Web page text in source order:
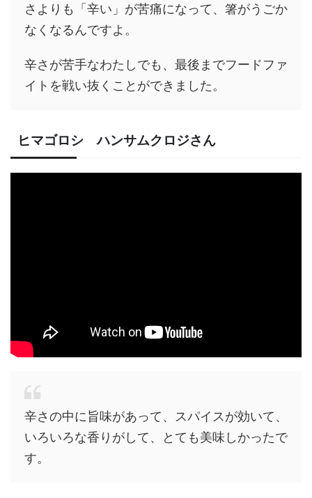
さよりも「辛い」が苦痛になって、箸がうごか
なくなるんですよ。
辛さが苦手なわたしでも、最後までフードファ
イトを戦い抜くことができました。
ヒマゴロシ ハンサムクロジさん
辛さの中に旨味があって、スパイスが効いて、
いろいろな香りがして、とても美味しかったで
す。